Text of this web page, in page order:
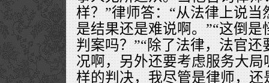
样？”律师答：“从法律上说
是结果还是难说啊。”“这倒
判案吗？”“除了法律，法官
况啊，另外还要考虑服务大
样的判决，我尽管是律师，还